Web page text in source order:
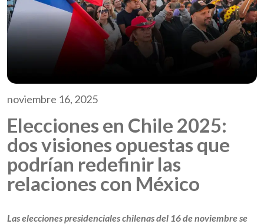
noviembre 16, 2025
Elecciones en Chile 2025:
dos visiones opuestas que
podrían redefinir las
relaciones con México
Las elecciones presidenciales chilenas del 16 de noviembre se